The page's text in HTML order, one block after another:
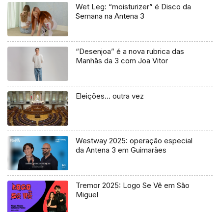
Wet Leg: “moisturizer” é Disco da
Semana na Antena 3
“Desenjoa” é a nova rubrica das
Manhãs da 3 com Joa Vitor
Eleições… outra vez
Westway 2025: operação especial
da Antena 3 em Guimarães
Tremor 2025: Logo Se Vê em São
Miguel